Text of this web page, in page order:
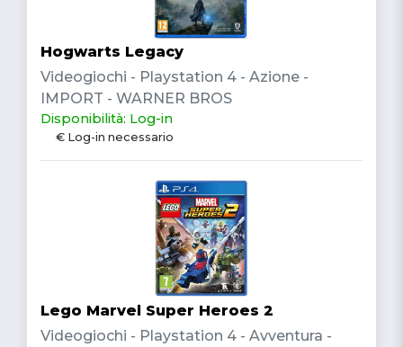
Hogwarts Legacy
Videogiochi - Playstation 4 - Azione -
IMPORT - WARNER BROS
Disponibilità: Log-in
€ Log-in necessario
Lego Marvel Super Heroes 2
Videogiochi - Playstation 4 - Avventura -